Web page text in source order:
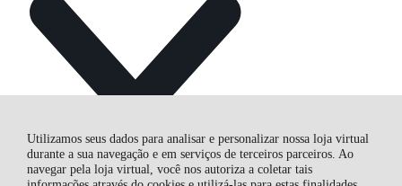
Utilizamos seus dados para analisar e personalizar nossa loja virtual
durante a sua navegação e em serviços de terceiros parceiros. Ao
navegar pela loja virtual, você nos autoriza a coletar tais